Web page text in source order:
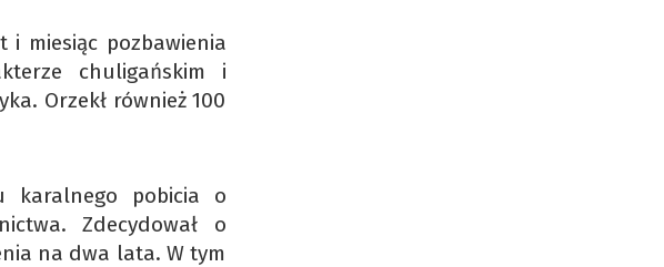
i miesiąc pozbawienia
chuligańskim i
Orzekł również 100
karalnego pobicia o
Zdecydował o
na dwa lata. W tym